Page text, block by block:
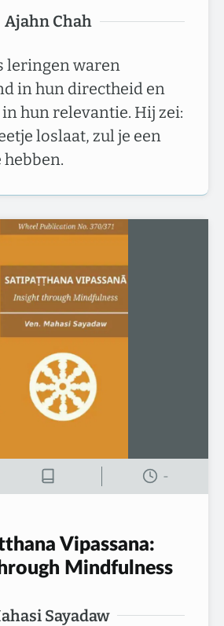
Ajahn Chah
leringen waren
in hun directheid en
hun relevantie. Hij zei:
loslaat, zul je een
hebben.
-
Vipassana:
Mindfulness
Sayadaw